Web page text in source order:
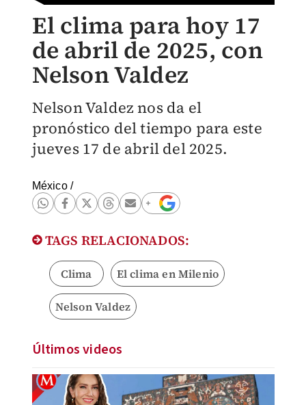
El clima para hoy 17
de abril de 2025, con
Nelson Valdez
Nelson Valdez nos da el
pronóstico del tiempo para este
jueves 17 de abril del 2025.
México/
TAGS RELACIONADOS:
Clima El clima en Milenio
Nelson Valdez
Últimos videos